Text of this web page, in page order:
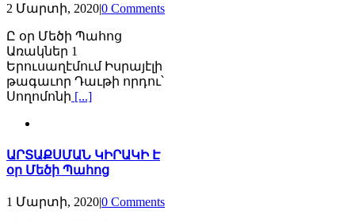
2 Մարտի, 2020|0 Comments
Ը օր Մեծի Պահոց
Առակներ 1
Երուսաղէմում Իսրայէլի
թագաւոր Դաւթի որդու՝
Սողոմոնի [...]
ԱՐՏԱՔՍՄԱՆ ԿԻՐԱԿԻ Է
օր Մեծի Պահոց
1 Մարտի, 2020|0 Comments